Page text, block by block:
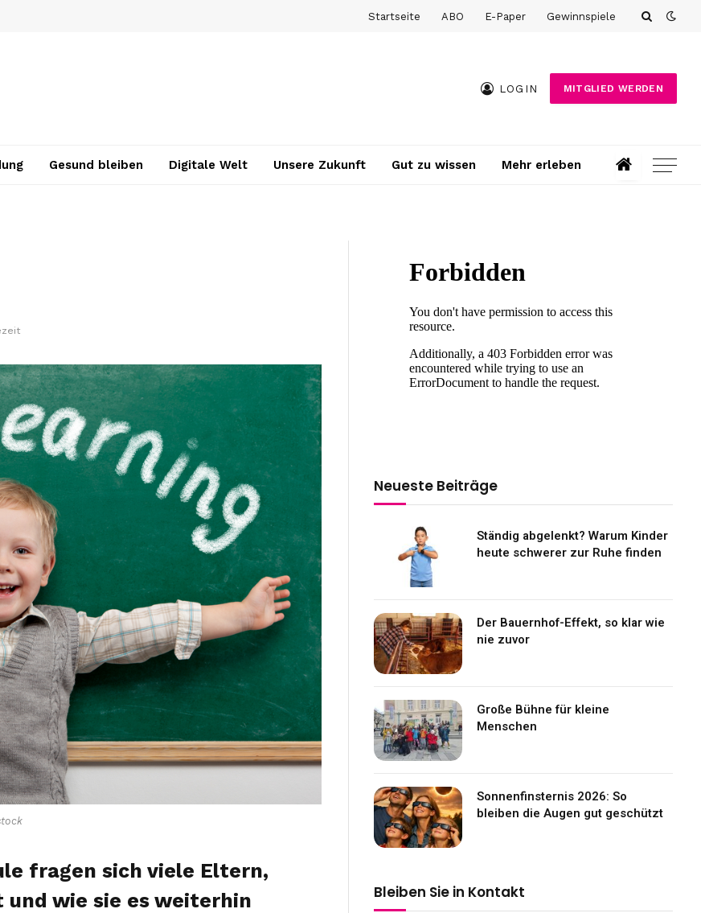
Startseite ABO E-Paper Gewinnspiele
LOGIN MITGLIED WERDEN
Gesund bleiben Digitale Welt Unsere Zukunft Gut zu wissen Mehr erleben
fragen sich viele Eltern,
wie sie es weiterhin
Neueste Beiträge
Ständig abgelenkt? Warum Kinder
heute schwerer zur Ruhe finden
Der Bauernhof-Effekt, so klar wie
nie zuvor
Große Bühne für kleine
Menschen
Sonnenfinsternis 2026: So
bleiben die Augen gut geschützt
Bleiben Sie in Kontakt